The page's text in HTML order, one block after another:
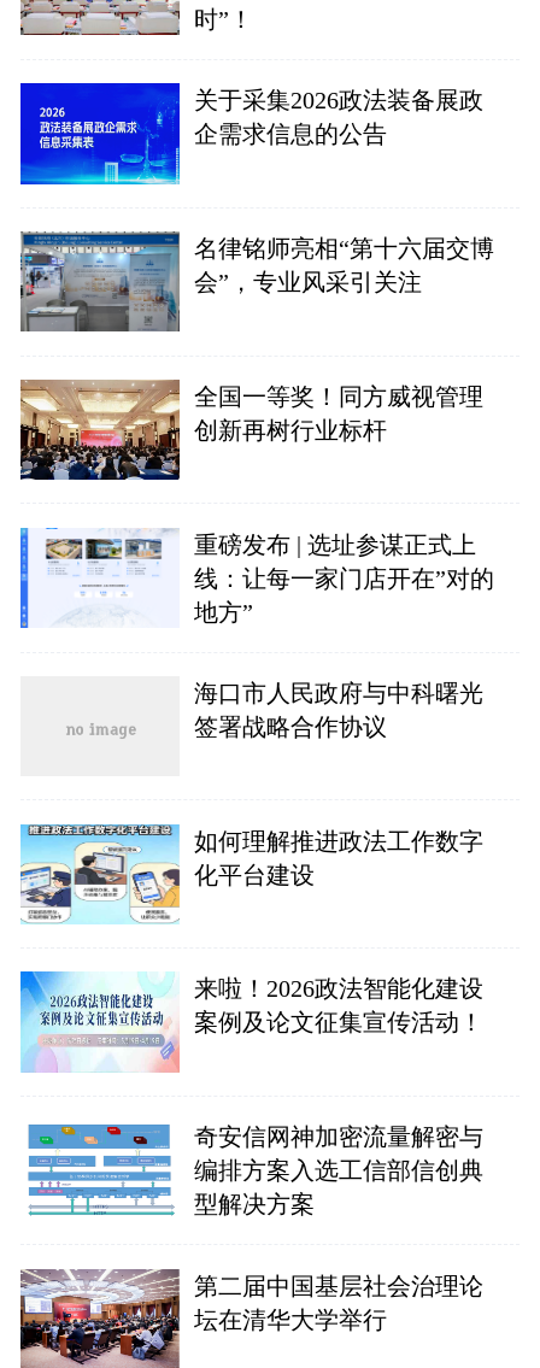
时”！
关于采集2026政法装备展政
企需求信息的公告
名律铭师亮相“第十六届交博
会”，专业风采引关注
全国一等奖！同方威视管理
创新再树行业标杆
重磅发布 | 选址参谋正式上
线：让每一家门店开在”对的
地方”
海口市人民政府与中科曙光
签署战略合作协议
如何理解推进政法工作数字
化平台建设
来啦！2026政法智能化建设
案例及论文征集宣传活动！
奇安信网神加密流量解密与
编排方案入选工信部信创典
型解决方案
第二届中国基层社会治理论
坛在清华大学举行